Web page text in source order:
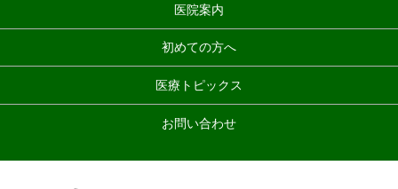
医院案内
初めての方へ
医療トピックス
お問い合わせ